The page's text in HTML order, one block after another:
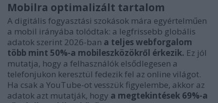
Mobilra optimalizált tartalom
A digitális fogyasztási szokások mára egyértelműen
a mobil irányába tolódtak: a legfrissebb globális
adatok szerint 2026-ban a teljes webforgalom
több mint 50%-a mobileszközökről érkezik. Ez jól
mutatja, hogy a felhasználók elsődlegesen a
telefonjukon keresztül fedezik fel az online világot.
Ha csak a YouTube-ot vesszük figyelembe, akkor az
adatok azt mutatják, hogy a megtekintések 69%-a